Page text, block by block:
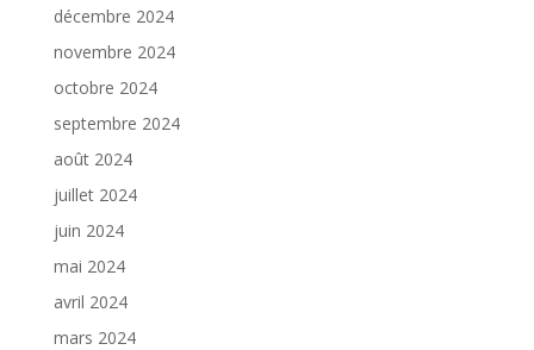
décembre 2024
novembre 2024
octobre 2024
septembre 2024
août 2024
juillet 2024
juin 2024
mai 2024
avril 2024
mars 2024